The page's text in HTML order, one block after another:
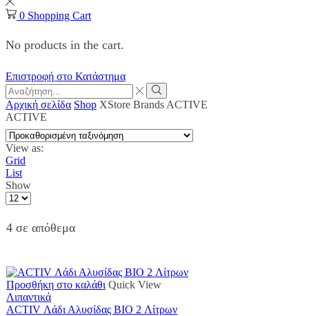
0 Shopping Cart
No products in the cart.
Επιστροφή στο Κατάστημα
Search
input
Search
Αρχική σελίδα Shop XStore Brands ACTIVE
ACTIVE
View as:
Grid
List
Show
Products
page
4 σε απόθεμα
Προσθήκη στο καλάθι Quick View
Λιπαντικά
ACTIV Λάδι Αλυσίδας BIO 2 Λίτρων